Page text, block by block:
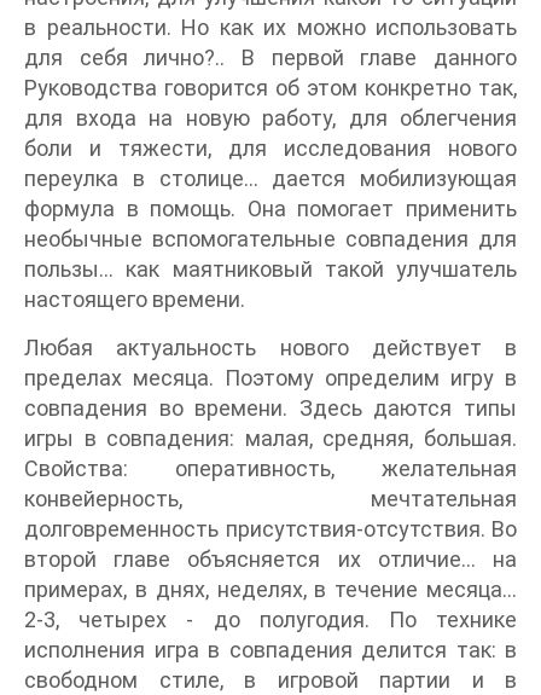
в реальности. Но как их можно использовать
для себя лично?.. В первой главе данного
Руководства говорится об этом конкретно так,
для входа на новую работу, для облегчения
боли и тяжести, для исследования нового
переулка в столице... дается мобилизующая
формула в помощь. Она помогает применить
необычные вспомогательные совпадения для
пользы... как маятниковый такой улучшатель
настоящего времени.
Любая актуальность нового действует в
пределах месяца. Поэтому определим игру в
совпадения во времени. Здесь даются типы
игры в совпадения: малая, средняя, большая.
Свойства: оперативность, желательная
конвейерность, мечтательная
долговременность присутствия-отсутствия. Во
второй главе объясняется их отличие... на
примерах, в днях, неделях, в течение месяца...
2-3, четырех - до полугодия. По технике
исполнения игра в совпадения делится так: в
свободном стиле, в игровой партии и в